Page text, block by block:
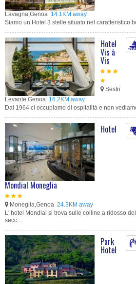
Lavagna,Genoa 14.1KM away
Siamo un Hotel 3 stelle situato nel caratteristico
Hotel
Vis à
Vis
Sestri
Levante,Genoa 16.2KM away
Dal 1964 ci occupiamo di ospitalità e non
Hotel
Mondial Moneglia
Moneglia,Genoa 24.3KM away
L' hotel Mondial si trova sulle colline a ridosso
secc....
Park
Hotel